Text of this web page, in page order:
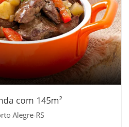
com 145m²
Alegre-RS